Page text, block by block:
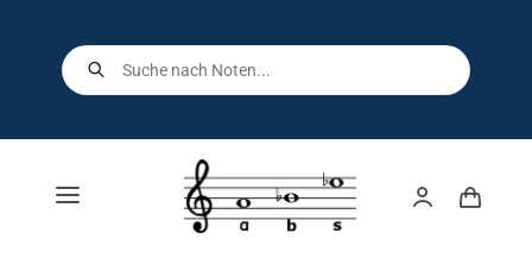
content
Products
search
Toggle